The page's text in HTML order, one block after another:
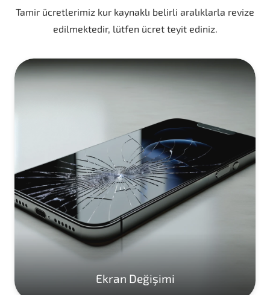
Tamir ücretlerimiz kur kaynaklı belirli aralıklarla revize
edilmektedir, lütfen ücret teyit ediniz.
Ekran Değişimi